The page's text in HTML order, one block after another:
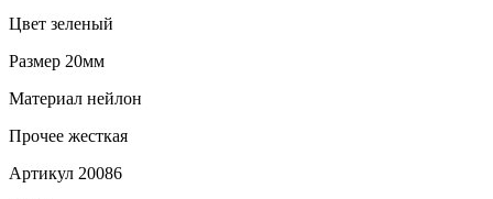
Цвет зеленый
Размер 20мм
Материал нейлон
Прочее жесткая
Артикул 20086